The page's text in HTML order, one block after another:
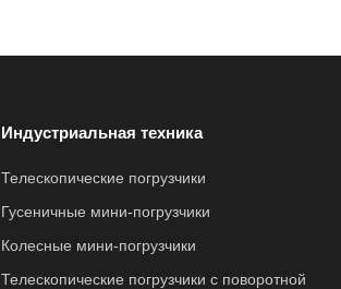
Индустриальная техника
Телескопические погрузчики
Гусеничные мини-погрузчики
Колесные мини-погрузчики
Телескопические погрузчики с поворотной